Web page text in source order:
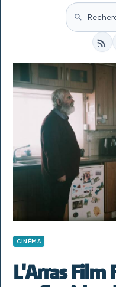
CINÉMA
L'Arras Film